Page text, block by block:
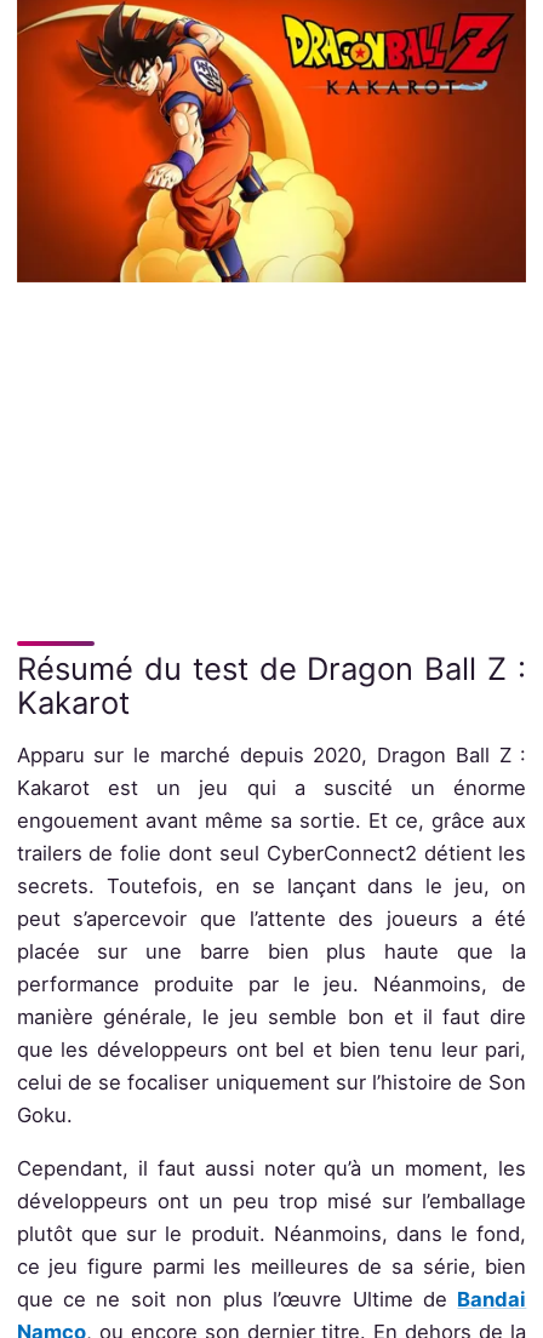
Résumé du test de Dragon Ball Z :
Kakarot
Apparu sur le marché depuis 2020, Dragon Ball Z :
Kakarot est un jeu qui a suscité un énorme
engouement avant même sa sortie. Et ce, grâce aux
trailers de folie dont seul CyberConnect2 détient les
secrets. Toutefois, en se lançant dans le jeu, on
peut s’apercevoir que l’attente des joueurs a été
placée sur une barre bien plus haute que la
performance produite par le jeu. Néanmoins, de
manière générale, le jeu semble bon et il faut dire
que les développeurs ont bel et bien tenu leur pari,
celui de se focaliser uniquement sur l’histoire de Son
Goku.
Cependant, il faut aussi noter qu’à un moment, les
développeurs ont un peu trop misé sur l’emballage
plutôt que sur le produit. Néanmoins, dans le fond,
ce jeu figure parmi les meilleures de sa série, bien
que ce ne soit non plus l’œuvre Ultime de Bandai
Namco, ou encore son dernier titre. En dehors de la